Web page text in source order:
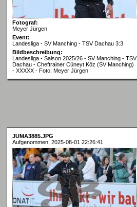
Fotograf:
Meyer Jürgen
Event:
Landesliga - SV Manching - TSV Dachau 3:3
Bildbeschreibung:
Landesliga - Saison 2025/26 - SV Manching - TSV
Dachau - Cheftrainer Cüneyt Köz (SV Manching)
- XXXXX - Foto: Meyer Jürgen
JUMA3885.JPG
Aufgenommen: 2025-08-01 22:26:41